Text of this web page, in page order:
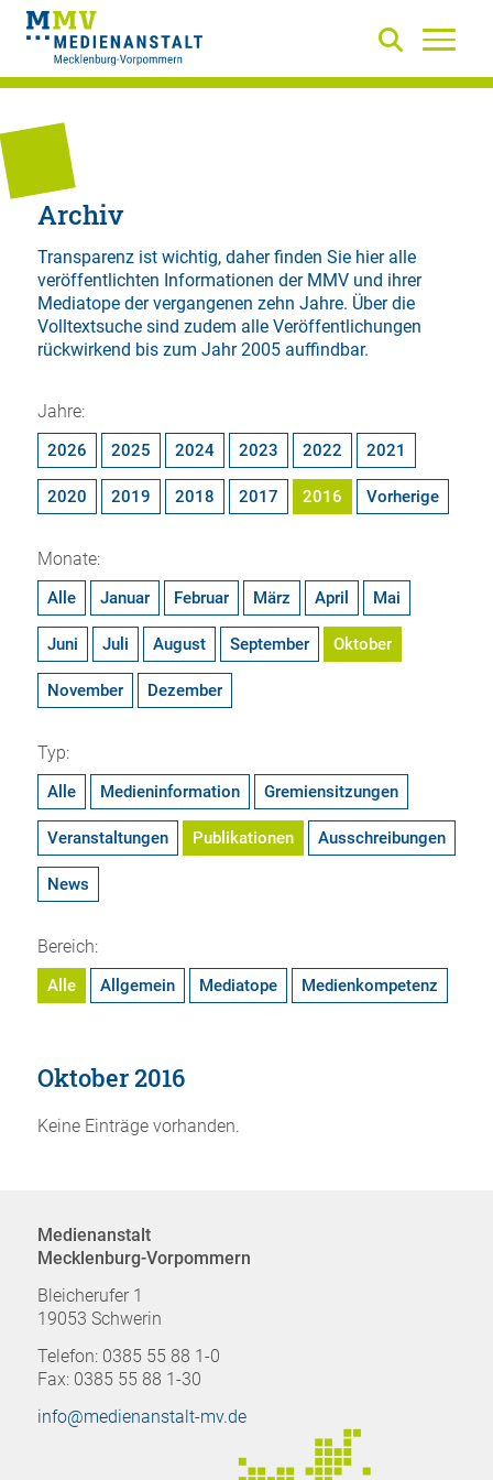
Archiv
Transparenz ist wichtig, daher finden Sie hier alle
veröffentlichten Informationen der MMV und ihrer
Mediatope der vergangenen zehn Jahre. Über die
Volltextsuchesind zudem alle Veröffentlichungen
rückwirkend bis zum Jahr 2005 auffindbar.
Jahre:
2026 2025 2024 2023 2022 2021
2020 2019 2018 2017 2016 Vorherige
Monate:
Alle Januar Februar März April Mai
Juni Juli August September Oktober
November Dezember
Typ:
Alle Medieninformation Gremiensitzungen
Veranstaltungen Publikationen Ausschreibungen
News
Bereich:
Alle Allgemein Mediatope Medienkompetenz
Oktober 2016
Keine Einträge vorhanden.
Medienanstalt
Mecklenburg-Vorpommern
Bleicherufer 1
19053 Schwerin
Telefon: 0385 55 88 1-0
Fax: 0385 55 88 1-30
info@medienanstalt-mv.de